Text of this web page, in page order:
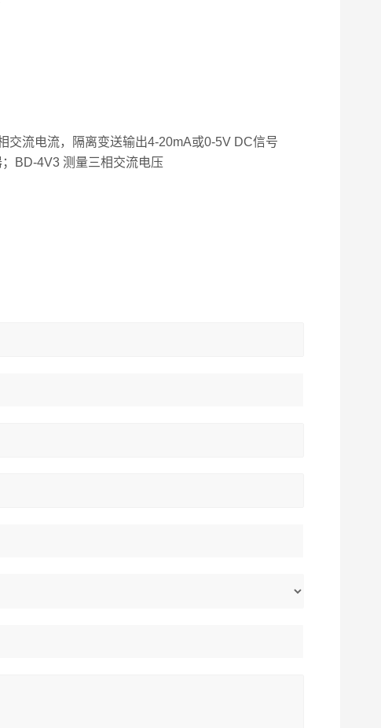
流电流，隔离变送输出4-20mA或0-5V DC信号
BD-4V3 测量三相交流电压